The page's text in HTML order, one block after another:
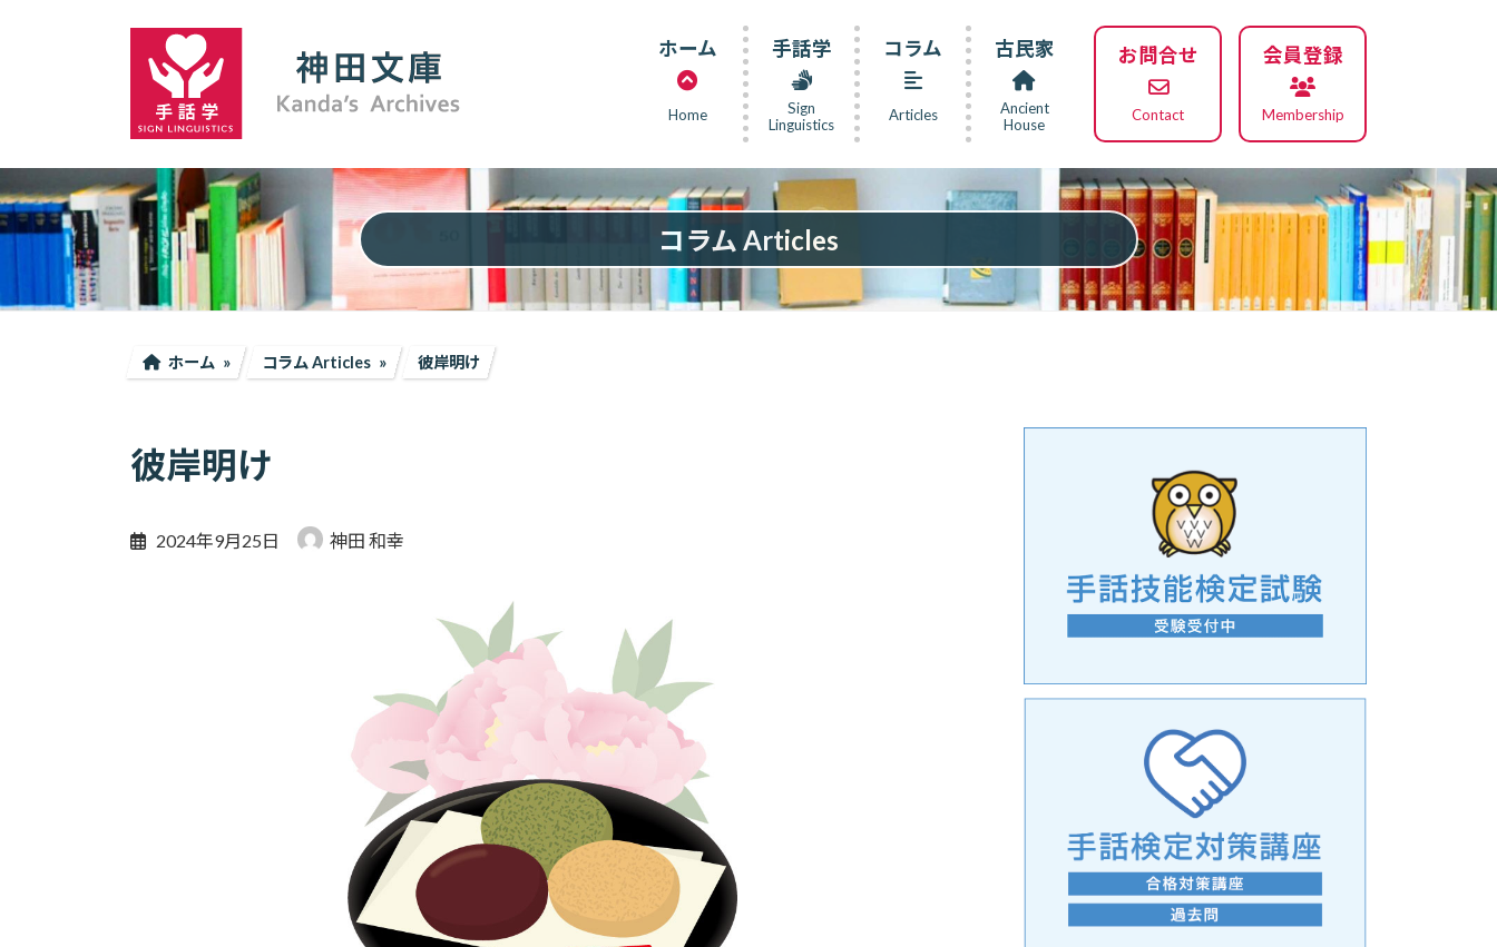
ス
キ
ッ
ン
に
移
ホーム
Home
手話学
Sign
Linguistics
コラム
Articles
古民家
Ancient
House
お問合せ
Contact
会員登録
Membership
コラム Articles
ホーム コラム Articles 彼岸明け
彼岸明け
2024年9月25日 神田 和幸